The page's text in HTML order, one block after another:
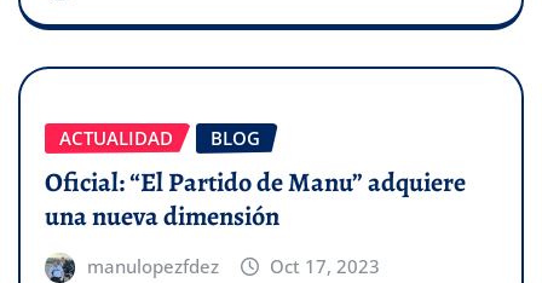
ACTUALIDAD BLOG
Oficial: “El Partido de Manu” adquiere
una nueva dimensión
manulopezfdez Oct 17, 2023